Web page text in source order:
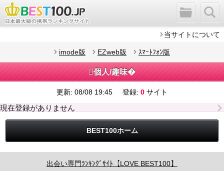
当サイトについて
imode版 EZweb版 ｽﾏｰﾄﾌｫﾝ版
個人/趣味�
更新: 08/08 19:45 登録: 0 サイト
現在登録がありません
BEST100ホーム
出会い専門ﾗﾝｷﾝｸﾞｻｲﾄ【LOVE BEST100】